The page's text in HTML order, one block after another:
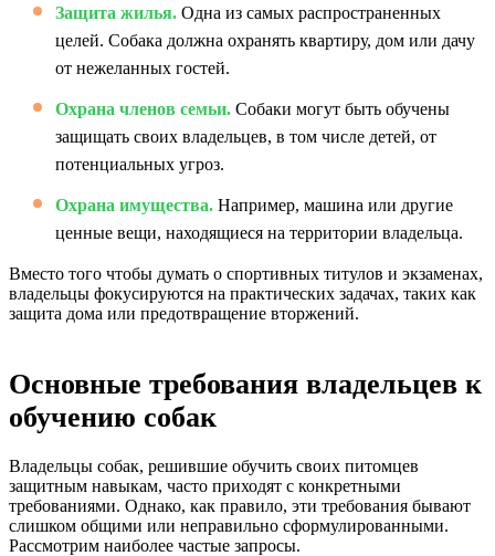
Защита жилья. Одна из самых распространенных
целей. Собака должна охранять квартиру, дом или дачу
от нежеланных гостей.
Охрана членов семьи. Собаки могут быть обучены
защищать своих владельцев, в том числе детей, от
потенциальных угроз.
Охрана имущества. Например, машина или другие
ценные вещи, находящиеся на территории владельца.
Вместо того чтобы думать о спортивных титулов и экзаменах,
владельцы фокусируются на практических задачах, таких как
защита дома или предотвращение вторжений.
Основные требования владельцев к
обучению собак
Владельцы собак, решившие обучить своих питомцев
защитным навыкам, часто приходят с конкретными
требованиями. Однако, как правило, эти требования бывают
слишком общими или неправильно сформулированными.
Рассмотрим наиболее частые запросы.